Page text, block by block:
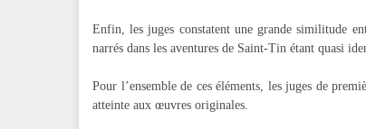
Enfin, les juges constatent une grande similitude
narrés dans les aventures de Saint-Tin étant quasi
Pour l’ensemble de ces éléments, les juges de
atteinte aux œuvres originales.